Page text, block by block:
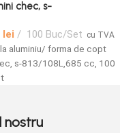
chec, s-
lei 100 Buc/Set cu TVA
aluminiu/ forma de copt
s-813/108L,685 cc, 100
nostru